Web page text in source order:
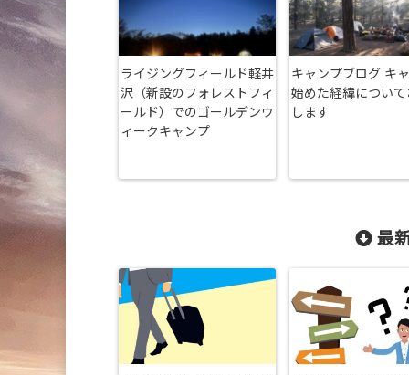
ライジングフィールド軽井
沢（新設のフォレストフィ
ールド）でのゴールデンウ
ィークキャンプ
キャンプブログ キ
始めた経緯について
します
最